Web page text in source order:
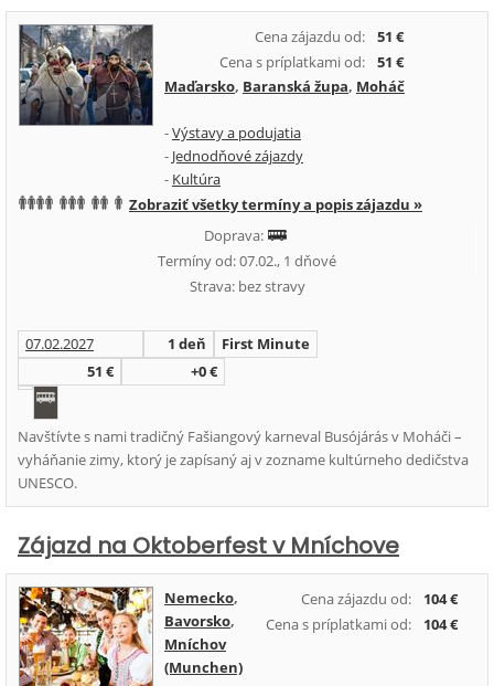
Cena zájazdu od:
51 €
Cena s príplatkami od:
51 €
Maďarsko, Baranská župa, Moháč
-Výstavy a podujatia
- Jednodňové zájazdy
- Kultúra
Zobraziť všetky termíny a popis zájazdu »
Doprava:
Termíny od: 07.02., 1 dňové
Strava: bez stravy
07.02.2027 1 deň
First Minute
51 €
+0 €
Navštívte s nami tradičný Fašiangový karneval Busójárás v Moháči –
vyháňanie zimy, ktorý je zapísaný aj v zozname kultúrneho dedičstva
UNESCO.
Zájazd na Oktoberfest v Mníchove
Cena zájazdu od:
104 €
Cena s príplatkami od:
104 €
Nemecko,
Bavorsko,
Mníchov
(Munchen)